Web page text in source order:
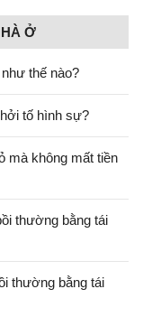
Ở
thế nào?
tố hình sự?
mà không mất tiền
thường bằng tái
thường bằng tái